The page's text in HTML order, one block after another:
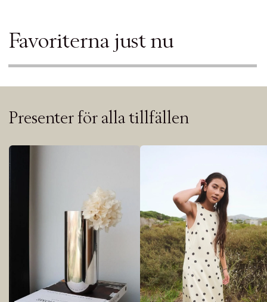
Favoriterna just nu
Presenter för alla tillfällen